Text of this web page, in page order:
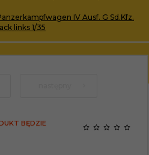
IV Ausf. G Sd.Kfz.
links 1/35
BĘDZIE